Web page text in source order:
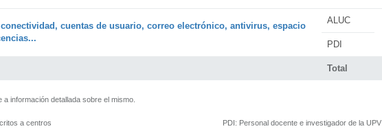
Total
cuentas de usuario, correo electrónico, antivirus, espacio
ALUC
PDI
información detallada sobre el mismo.
a centros PDI: Personal docente e investigador de la UPV